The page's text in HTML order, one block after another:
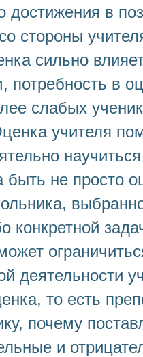
достижения в
стороны
сильно
потребность в
слабых
учителя
не просто
конкретной
деятельности
то есть
почему
и